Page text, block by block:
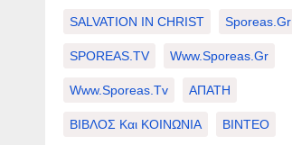
SALVATION IN CHRIST Sporeas.gr
SPOREAS.TV Www.sporeas.gr
Www.sporeas.tv ΑΠΑΤΗ
ΒΙΒΛΟΣ Και ΚΟΙΝΩΝΙΑ ΒΙΝΤΕΟ